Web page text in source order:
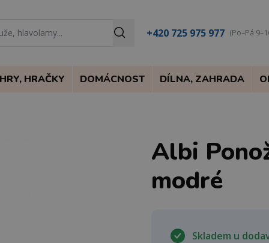
+420 725 975 977 (Po–Pá
HRY, HRAČKY DOMÁCNOST DÍLNA, ZAHRADA
Albi
modré
Skladem u